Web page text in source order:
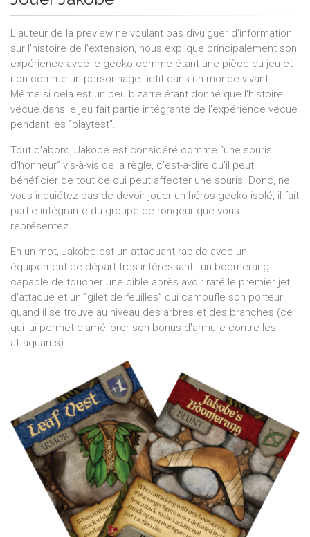
L'auteur de la preview ne voulant pas divulguer d'information
sur l'histoire de l'extension, nous explique principalement son
expérience avec le gecko comme étant une pièce du jeu et
non comme un personnage fictif dans un monde vivant.
Même si cela est un peu bizarre étant donné que l'histoire
vécue dans le jeu fait partie intégrante de l'expérience vécue
pendant les “playtest”.
Tout d'abord, Jakobe est considéré comme “une souris
d'honneur” vis-à-vis de la règle, c'est-à-dire qu'il peut
bénéficier de tout ce qui peut affecter une souris. Donc, ne
vous inquiétez pas de devoir jouer un héros gecko isolé, il fait
partie intégrante du groupe de rongeur que vous
représentez.
En un mot, Jakobe est un attaquant rapide avec un
équipement de départ très intéressant : un boomerang
capable de toucher une cible après avoir raté le premier jet
d'attaque et un “gilet de feuilles” qui camoufle son porteur
quand il se trouve au niveau des arbres et des branches (ce
qui lui permet d'améliorer son bonus d'armure contre les
attaquants).